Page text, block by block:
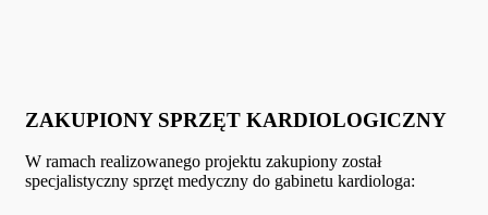
ZAKUPIONY SPRZĘT KARDIOLOGICZNY
W ramach realizowanego projektu zakupiony został
specjalistyczny sprzęt medyczny do gabinetu kardiologa: